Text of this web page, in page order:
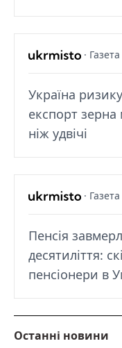
·
Україна
експорт
ніж удвічі
·
Пенсія
десятиліття:
пенсіонери в
Останні новини